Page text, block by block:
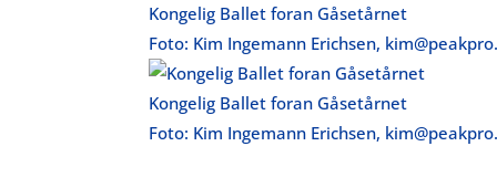
Kongelig Ballet foran Gåsetårnet
Foto: Kim Ingemann Erichsen,
Kongelig Ballet foran Gåsetårnet
Foto: Kim Ingemann Erichsen,